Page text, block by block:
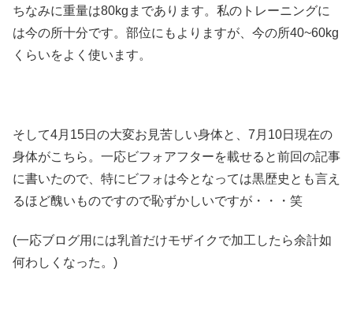
ちなみに重量は80kgまであります。私のトレーニングに
は今の所十分です。部位にもよりますが、今の所40~60kg
くらいをよく使います。
そして4月15日の大変お見苦しい身体と、7月10日現在の
身体がこちら。一応ビフォアフターを載せると前回の記事
に書いたので、特にビフォは今となっては黒歴史とも言え
るほど醜いものですので恥ずかしいですが・・・笑
(一応ブログ用には乳首だけモザイクで加工したら余計如
何わしくなった。)